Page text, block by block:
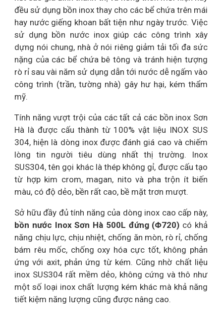
đều sử dụng bồn inox thay cho các bể chứa trên mái
hay nước giếng khoan bất tiện như ngày trước. Việc
sử dụng bồn nước inox giúp các công trình xây
dựng nói chung, nhà ở nói riêng giảm tải tối đa sức
nặng của các bể chứa bê tông và tránh hiện tượng
rò rỉ sau vài năm sử dụng dẫn tới nước dễ ngấm vào
công trình (trần, tường nhà) gây hư hại, kém thẩm
mỹ.
Tính năng vượt trội của các tất cả các bồn inox Sơn
Hà là được cấu thành từ 100% vật liệu INOX SUS
304, hiện là dòng inox được đánh giá cao và chiếm
lòng tin người tiêu dùng nhất thị trường. Inox
SUS304, tên gọi khác là thép không gỉ, được cấu tạo
từ hợp kim crom, magan, nito và pha trộn ít biến
màu, có độ dẻo, bền rất cao, bề mặt trơn mượt.
Sở hữu đầy đủ tính năng của dòng inox cao cấp này,
bồn nước Inox Sơn Hà 500L đứng (Φ720) có khả
năng chịu lực, chịu nhiệt, chống ăn mòn, rò rỉ, chống
bám rêu mốc, chống oxy hóa cực tốt, không phản
ứng với axit, phản ứng từ kém. Cũng nhờ chất liệu
inox SUS304 rất mềm dẻo, không cứng và thô như
một số loại inox chất lượng kém khác mà khả năng
tiết kiệm năng lượng cũng được nâng cao.